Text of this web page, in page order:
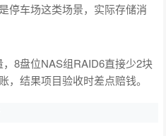
停车场这类场景，实际存储消
8盘位NAS组RAID6直接少2块
，结果项目验收时差点赔钱。